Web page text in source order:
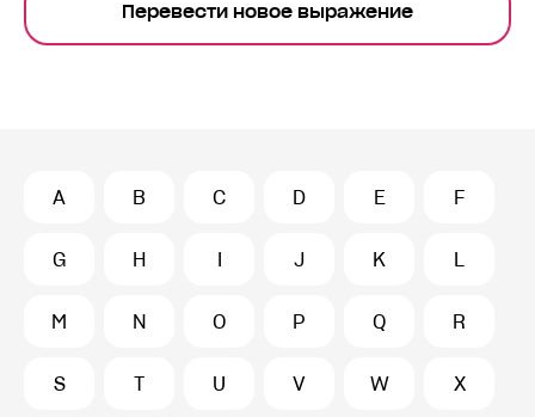
Перевести новое выражение
A B C D E F
G H I J K L
M N O P Q R
S T U V W X